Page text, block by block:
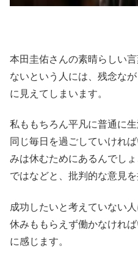
本田圭佑さんの素晴らしい
ないという人には、残念な
に見えてしまいます。
私ももちろん平凡に普通に
同じ毎日を過ごしていけれ
みは休むためにあるんでし
ではなどと、批判的な意見を
成功したいと考えていない
休みももらえず働かなけれ
に感じます。